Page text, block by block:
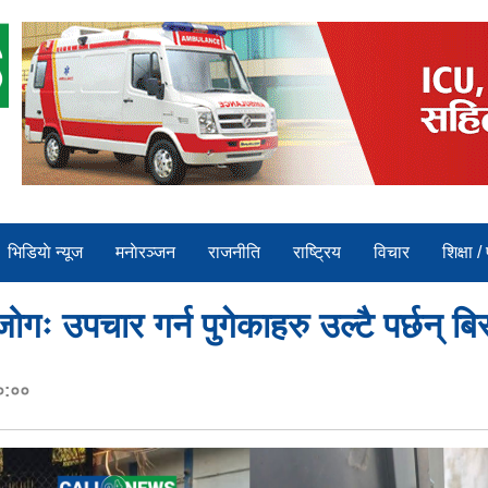
भिडियाे न्यूज मनाेरञ्जन राजनीति राष्ट्रिय विचार शिक्षा /
उपचार गर्न पुगेकाहरु उल्टै पर्छन्